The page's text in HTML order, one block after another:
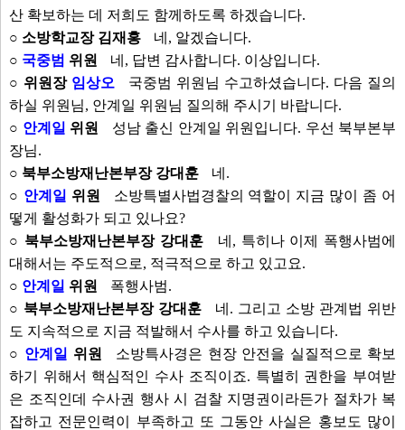
산 확보하는 데 저희도 함께하도록 하겠습니다.
○ 소방학교장 김재홍
네, 알겠습니다.
○ 국중범 위원
네, 답변 감사합니다. 이상입니다.
○ 위원장 임상오
국중범 위원님 수고하셨습니다. 다음 질의
하실 위원님, 안계일 위원님 질의해 주시기 바랍니다.
○ 안계일 위원
성남 출신 안계일 위원입니다. 우선 북부본부
장님.
○ 북부소방재난본부장 강대훈
네.
○ 안계일 위원
소방특별사법경찰의 역할이 지금 많이 좀 어
떻게 활성화가 되고 있나요?
○ 북부소방재난본부장 강대훈
네, 특히나 이제 폭행사범에
대해서는 주도적으로, 적극적으로 하고 있고요.
○ 안계일 위원
폭행사범.
○ 북부소방재난본부장 강대훈
네. 그리고 소방 관계법 위반
도 지속적으로 지금 적발해서 수사를 하고 있습니다.
○ 안계일 위원
소방특사경은 현장 안전을 실질적으로 확보
하기 위해서 핵심적인 수사 조직이죠. 특별히 권한을 부여받
은 조직인데 수사권 행사 시 검찰 지명권이라든가 절차가 복
잡하고 전문인력이 부족하고 또 그동안 사실은 홍보도 많이